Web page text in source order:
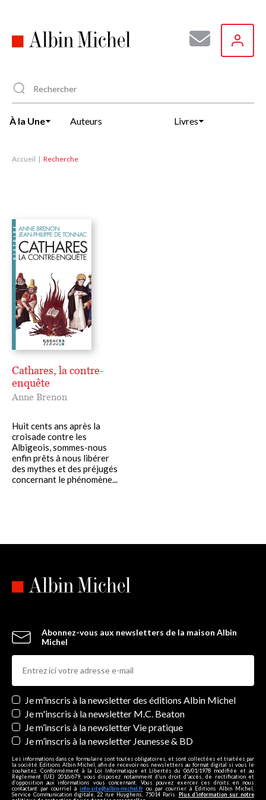
principal
À la Une Auteurs Livres
Accueil Recherche
Cathares, la contre-
enquête
Anne Brenon
Huit cents ans après la
croisade contre les
Albigeois, sommes-nous
enfin prêts à nous libérer
des mythes et des préjugés
concernant le phénomène...
Abonnez-vous aux newsletters de la maison Albin
Michel
Newsletters
Je m’inscris à la newsletter des éditions Albin Michel
Je m'inscris à la newsletter M.C. Beaton
Je m’inscris à la newsletter Vie pratique
Je m’inscris à la newsletter Jeunesse & BD
Les informations dans ce formulaire sont toutes obligatoires, et sont collectées et traitées par
la société Editions Albin Michel, afin de recevoir nos newsletters au format digital si vous le
souhaitez. Conformément à la Loi Informatique et Libertés du 06/01/1978 modifiée et au
Règlement (UE) 2016/679, vous disposez notamment d'un droit d'accès, de rectification et
d’opposition aux informations vous concernant. Vous pouvez exercer ces droits en nous
contactant par courriel à info-site@albin-michel.fr ou par courrier à Editions Albin Michel,
Service Communication digitale, 22 rue Huyghens, 75014 Paris. Plus d’information sur notre